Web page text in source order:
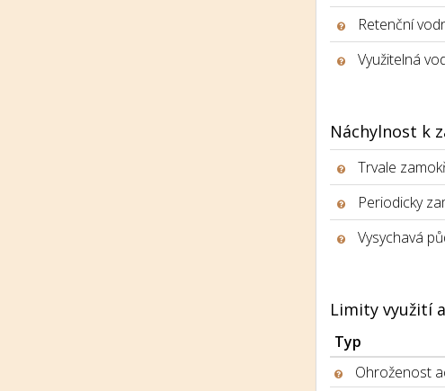
Retenční
Využitelná
Náchylnost k
Trvale
Periodicky
Vysychavá
Limity využití
Typ
Ohroženost